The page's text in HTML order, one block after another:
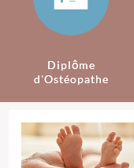
Diplôme
d'Ostéopathe